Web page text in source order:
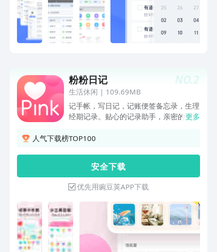
效工作和学习：Markdown、扫描、语
音、手写等多种记录方式满足不同场景的
记录需求；AI工具快速生成所需内容，省
时省力；文档资料云端存储，实时备份，
实时同步备份；OCR智能文字识别，轻松
实现图片到文字笔记的转换；一键扫描快
速保存证件、合同等重要材料；效率模
板、日历、待办，帮你合理规划时间。
NO.2
粉粉日记
生活休闲 | 109.69MB
记手帐，写日记，记账便签备忘录，生理
经期记录。贴心的记录助手，亲密的生活
本。【日记】文字图片、录像、声音音
瞬间。【密码锁】保护私密记录，防止隐
私泄露。【同步备份】珍贵的记录数据网
络备份不丢失。【记账本】管理日常开
支、预算费用和账单账本。【便利贴】快
速添加便签，随时记录想法和事务。【小
秘密】大姨妈月经期例假生理期计算，健
康贴心蜜友。【日】生日周年、倒数日，
提醒你重要有意义的日子。【计划表】倒
数提醒，为你安排好任务计划。【课程
更多
人气下载榜TOP100
安 全 下 载
优先用豌豆荚APP下载